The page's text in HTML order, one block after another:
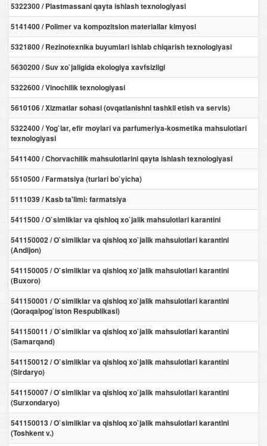
5322300 / Plastmassani qayta ishlash texnologiyasi
5141400 / Polimer va kompozitsion materiallar kimyosi
5321800 / Rezinotexnika buyumlari ishlab chiqarish texnologiyasi
5630200 / Suv xo`jaligida ekologiya xavfsizligi
5322600 / Vinochilik texnologiyasi
5610106 / Xizmatlar sohasi (ovqatlanishni tashkil etish va servis)
5322400 / Yog`lar, efir moylari va parfumeriya-kosmetika mahsulotlari
texnologiyasi
5411400 / Chorvachilik mahsulotlarini qayta ishlash texnologiyasi
5510500 / Farmatsiya (turlari bo`yicha)
5111039 / Kasb ta'limi: farmatsiya
5411500 / O`simliklar va qishloq xo`jalik mahsulotlari karantini
541150002 / O`simliklar va qishloq xo`jalik mahsulotlari karantini
(Andijon)
541150005 / O`simliklar va qishloq xo`jalik mahsulotlari karantini
(Buxoro)
541150001 / O`simliklar va qishloq xo`jalik mahsulotlari karantini
(Qoraqalpog`iston Respublikasi)
541150011 / O`simliklar va qishloq xo`jalik mahsulotlari karantini
(Samarqand)
541150012 / O`simliklar va qishloq xo`jalik mahsulotlari karantini
(Sirdaryo)
541150007 / O`simliklar va qishloq xo`jalik mahsulotlari karantini
(Surxondaryo)
541150013 / O`simliklar va qishloq xo`jalik mahsulotlari karantini
(Toshkent v.)